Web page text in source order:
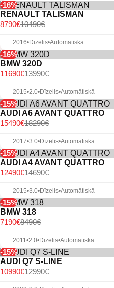
-16%
RENAULT TALISMAN
10490€
8790€
2016•Dīzelis•Automātiskā
-16%
BMW 320D
13990€
11690€
2015•2.0•Dīzelis•Automātiskā
-15%
AUDI A6 AVANT QUATTRO
18290€
15490€
2017•3.0•Dīzelis•Automātiskā
-15%
AUDI A4 AVANT QUATTRO
14690€
12490€
2015•3.0•Dīzelis•Automātiskā
-15%
BMW 318
8490€
7190€
2011•2.0•Dīzelis•Automātiskā
-15%
AUDI Q7 S-LINE
12990€
10990€